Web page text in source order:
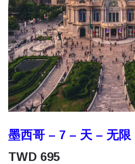
墨西哥 – 7 – 天 – 无限
TWD 695